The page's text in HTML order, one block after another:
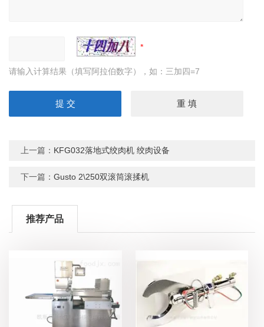
请输入计算结果（填写阿拉伯数字），如：三加四=7
上一篇： KFG032落地式绞肉机 绞肉设备
下一篇：Gusto 2\250双滚筒滚揉机
推荐产品